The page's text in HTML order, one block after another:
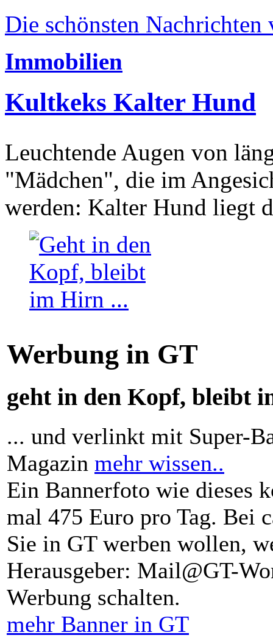
Die schönsten Nachrichten
Immobilien
Kultkeks Kalter Hund
Leuchtende Augen von
"Mädchen", die im
werden: Kalter Hund liegt
Werbung in GT
geht in den Kopf, bleibt
... und verlinkt mit Super-
Magazin mehr wissen..
Ein Bannerfoto wie dieses
mal 475 Euro pro Tag. Bei
Sie in GT werben wollen,
Herausgeber: Mail@GT-
Werbung schalten.
mehr Banner in GT